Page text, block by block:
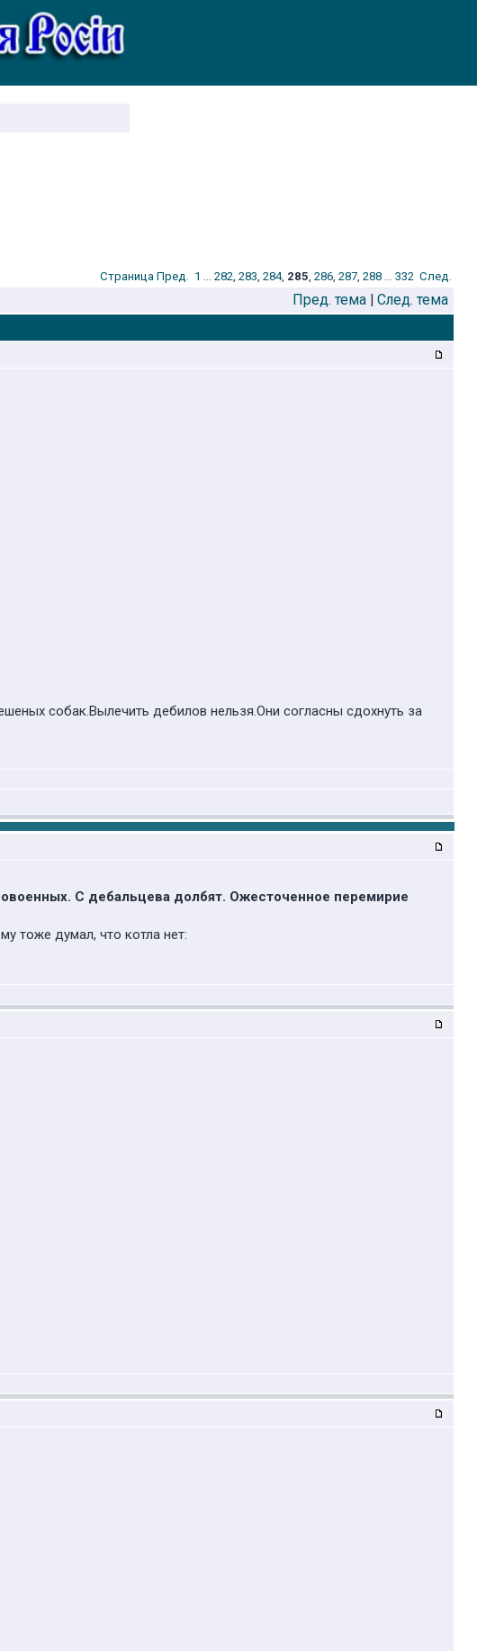
Стрaница Пред. 1 ... 282, 283, 284, 285, 286, 287, 288 ... 332 След.
Пред. тема | След. тема
собак.Вылечить дебилов нельзя.Они согласны сдохнуть за
С дебальцева долбят. Ожесточенное перемирие
тоже думал, что котла нет: